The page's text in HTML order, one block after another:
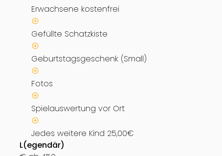
Erwachsene kostenfrei
Gefüllte Schatzkiste
Geburtstagsgeschenk (Small)
Fotos
Spielauswertung vor Ort
Jedes weitere Kind 25,00€
L(egendär)